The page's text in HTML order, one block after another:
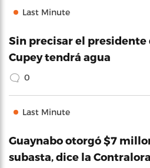
Last Minute
Sin precisar el presidente
Cupey tendrá agua
0
Last Minute
Guaynabo otorgó $7
subasta, dice la Contralora